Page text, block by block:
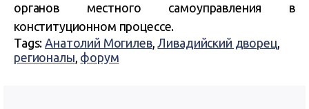
органов местного самоуправления в
конституционном процессе.
Tags:Анатолий Могилев,Ливадийский дворец,
регионалы, форум